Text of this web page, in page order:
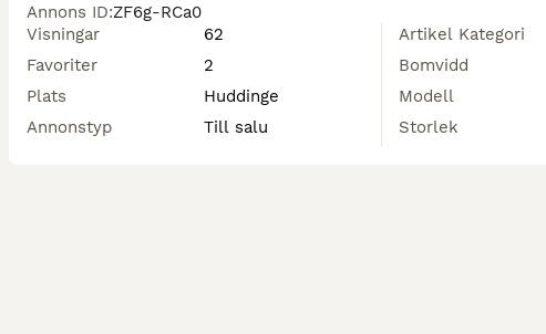
Annons ID:ZF6g-RCa0
Visningar
62
Favoriter
2
Plats
Huddinge
Annonstyp
Till salu
Artikel Kategori
Bomvidd
Modell
Storlek